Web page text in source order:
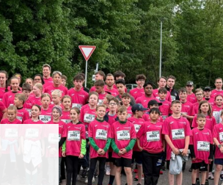
LERNZEIT
DOWNLOADS